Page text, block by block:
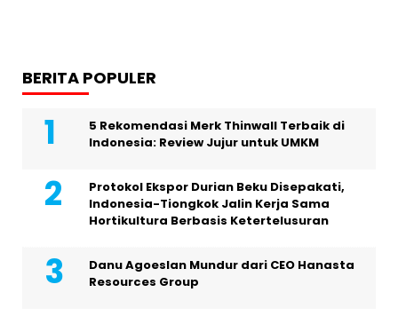
BERITA POPULER
5 Rekomendasi Merk Thinwall Terbaik di
Indonesia: Review Jujur untuk UMKM
Protokol Ekspor Durian Beku Disepakati,
Indonesia-Tiongkok Jalin Kerja Sama
Hortikultura Berbasis Ketertelusuran
Danu Agoeslan Mundur dari CEO Hanasta
Resources Group